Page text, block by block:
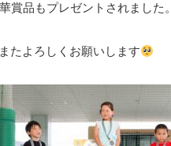
賞品もプレゼントされました。
たよろしくお願いします